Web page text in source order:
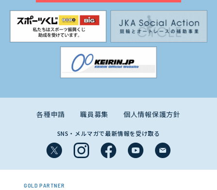
各種申請 職員募集 個人情報保護方針
SNS・メルマガで最新情報を受け取る
GOLD PARTNER